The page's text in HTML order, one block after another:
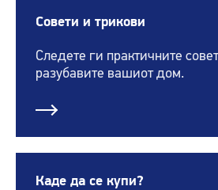
Совети и трикови
Следете ги практичните
разубавите вашиот дом.
Каде да се купи?